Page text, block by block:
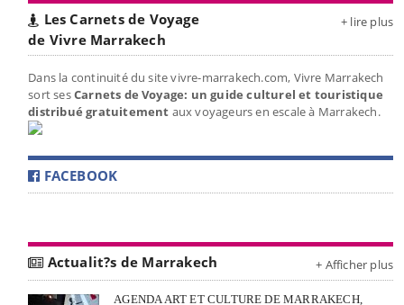
Les Carnets de Voyage
de Vivre Marrakech
+ lire plus
Dans la continuité du site vivre-marrakech.com, Vivre Marrakech
sort sesCarnets de Voyage: un guide culturel et touristique
distribué gratuitement aux voyageurs en escale à Marrakech.
FACEBOOK
Actualit?s de Marrakech + Afficher plus
AGENDA ART ET CULTURE DE MARRAKECH,